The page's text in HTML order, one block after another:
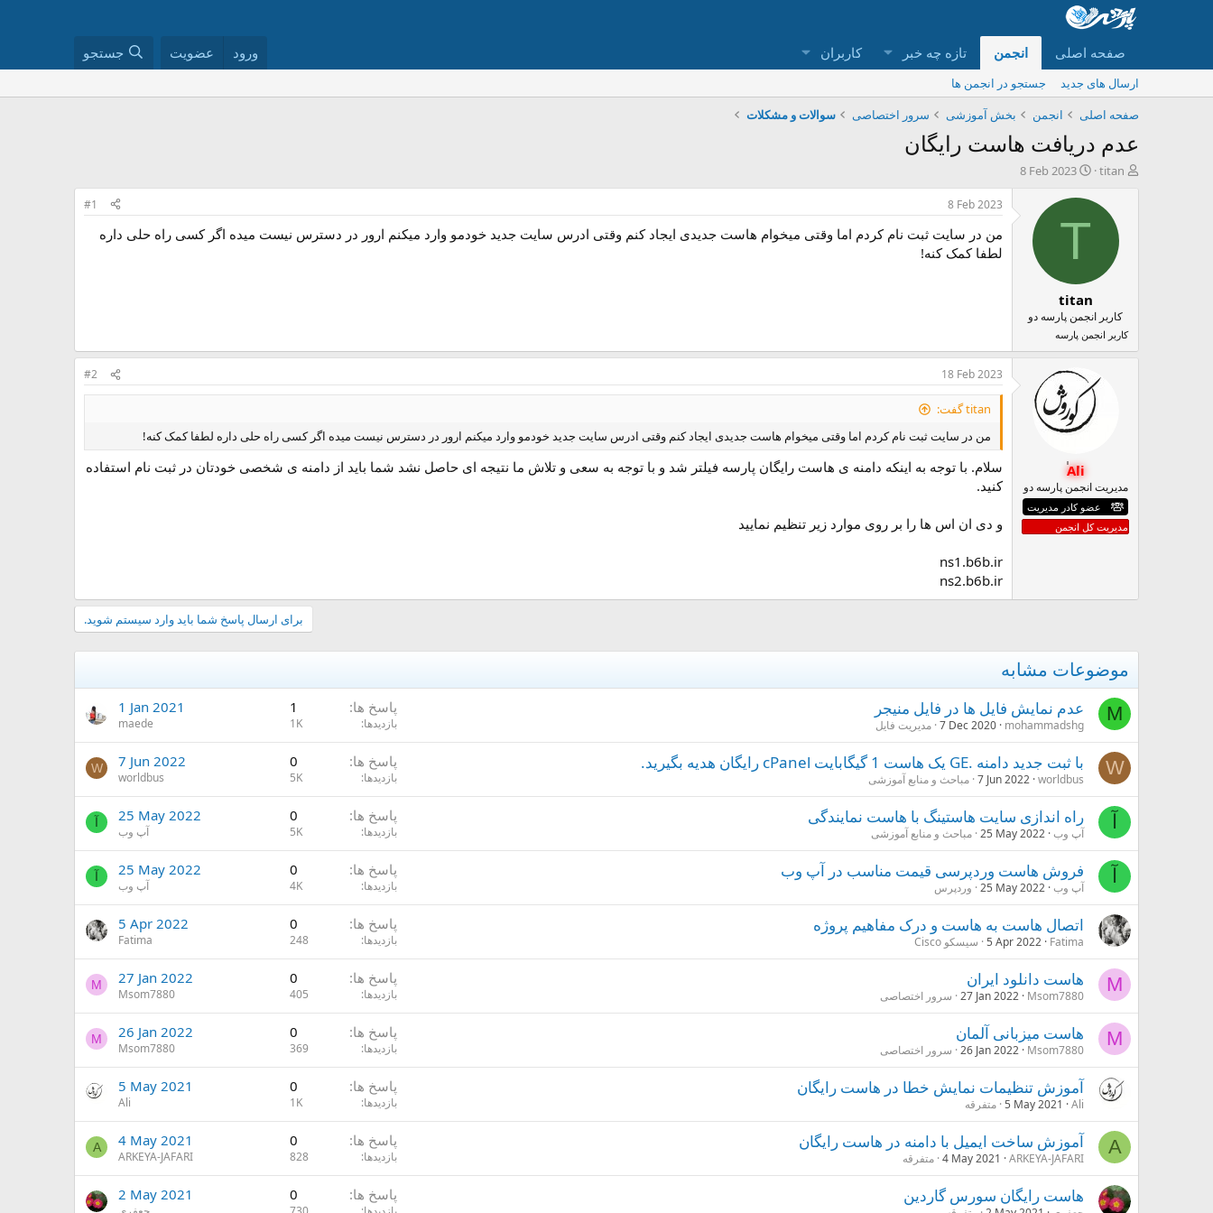
صفحه اصلی انجمن تازه چه خبر کاربران ورود عضویت جستجو
ارسال های جدید
جستجو در انجمن ها
صفحه اصلی
انجمن بخش آموزشی سرور اختصاصی سوالات و مشکلات
عدم دریافت هاست رایگان
ش
م
و
ض
titan
ت
ر
و
ع
8 Feb 2023
T
titan
کاربر انجمن پارسه دو
کاربر انجمن پارسه
8 Feb 2023
#1
من در سایت ثبت نام کردم اما وقتی میخوام هاست جدیدی ایجاد کنم وقتی ادرس سایت جدید خودمو وارد میکنم ارور در دسترس نیست میده اگر کسی راه حلی داره
لطفا کمک کنه!
Ali
مدیریت انجمن پارسه دو
عضو کادر مدیریت
مدیریت کل انجمن
18 Feb 2023
#2
titan گفت:
من در سایت ثبت نام کردم اما وقتی میخوام هاست جدیدی ایجاد کنم وقتی ادرس سایت جدید خودمو وارد میکنم ارور در دسترس نیست میده اگر کسی راه حلی داره لطفا کمک کنه!
سلام. با توجه به اینکه دامنه ی هاست رایگان پارسه فیلتر شد و با توجه به سعی و تلاش ما نتیجه ای حاصل نشد شما باید از دامنه ی شخصی خودتان در ثبت نام استفاده
کنید.
و دی ان اس ها را بر روی موارد زیر تنظیم نمایید
ns1.b6b.ir
ns2.b6b.ir
برای ارسال پاسخ شما باید وارد سیستم شوید.
موضوعات مشابه
M عدم نمایش فایل ها در فایل منیجر
mohammadshg
7 Dec 2020 مدیریت فایل
پاسخ ها 1
بازدیدها 1K
1 Jan 2021
maede
W با ثبت جدید دامنه .GE یک هاست 1 گیگابایت cPanel رایگان هدیه بگیرید.
worldbus
7 Jun 2022 مباحث و منابع آموزشی
پاسخ ها 0
بازدیدها 5K
7 Jun 2022
worldbus
W
آ راه اندازی سایت هاستینگ با هاست نمایندگی
آپ وب 25 May 2022 مباحث و منابع آموزشی
پاسخ ها 0
بازدیدها 5K
25 May 2022
آپ وب
آ
آ فروش هاست وردپرسی قیمت مناسب در آپ وب
آپ وب 25 May 2022 وردپرس
پاسخ ها 0
بازدیدها 4K
25 May 2022
آپ وب
آ
اتصال هاست به هاست و درک مفاهیم پروژه
Fatima
5 Apr 2022 سیسکو Cisco
پاسخ ها 0
بازدیدها 248
5 Apr 2022
Fatima
M هاست دانلود ایران
Msom7880
27 Jan 2022 سرور اختصاصی
پاسخ ها 0
بازدیدها 405
27 Jan 2022
Msom7880
M
M هاست میزبانی آلمان
Msom7880
26 Jan 2022 سرور اختصاصی
پاسخ ها 0
بازدیدها 369
26 Jan 2022
Msom7880
M
آموزش تنظیمات نمایش خطا در هاست رایگان
Ali
5 May 2021 متفرقه
پاسخ ها 0
بازدیدها 1K
5 May 2021
Ali
A آموزش ساخت ایمیل با دامنه در هاست رایگان
ARKEYA-JAFARI
4 May 2021 متفرقه
پاسخ ها 0
بازدیدها 828
4 May 2021
ARKEYA-JAFARI
A
هاست رایگان سورس گاردین پاسخ ها 0
2 May 2021